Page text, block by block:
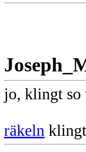
jo, klingt so
räkeln klingt